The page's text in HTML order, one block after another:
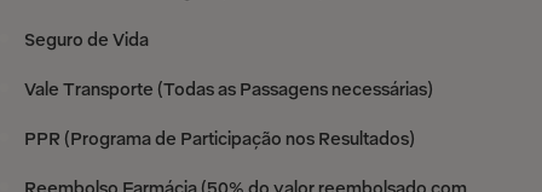
Seguro de Vida
Vale Transporte (Todas as Passagens necessárias)
PPR (Programa de Participação nos Resultados)